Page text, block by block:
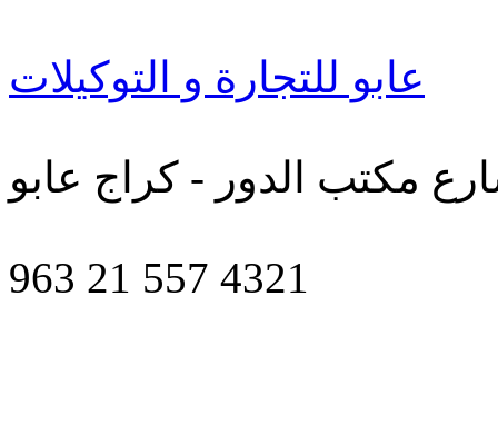
عابو للتجارة و التوكيلات
مكتب الدور - كراج عابو
963 21 557 4321